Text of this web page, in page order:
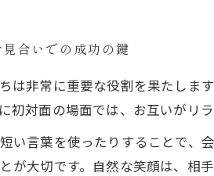
合いでの成功の鍵
は非常に重要な役割を果たし
初対面の場面では、お互いがリ
い言葉を使ったりすることで、
が大切です。自然な笑顔は、相